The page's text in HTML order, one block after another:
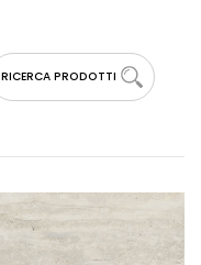
RICERCA PRODOTTI